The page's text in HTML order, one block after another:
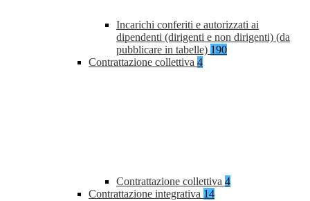
Incarichi conferiti e autorizzati ai
dipendenti (dirigenti e non dirigenti) (da
pubblicare in tabelle) 190
Contrattazione collettiva 4
Contrattazione collettiva 4
Contrattazione integrativa 14